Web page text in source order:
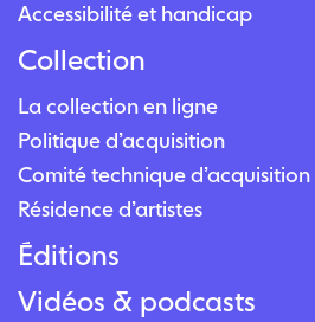
Accessibilité et handicap
Collection
La collection en ligne
Politique d’acquisition
Comité technique d’acquisition
Résidence d’artistes
Éditions
Vidéos & podcasts